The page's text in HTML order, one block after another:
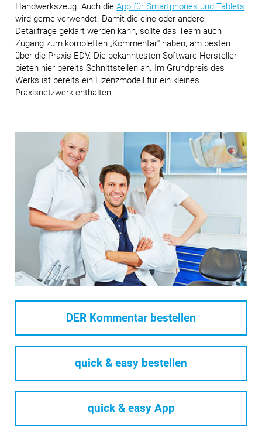
Handwerkszeug. Auch dieApp für Smartphones und Tablets
wird gerne verwendet. Damit die eine oder andere
Detailfrage geklärt werden kann, sollte das Team auch
Zugang zum kompletten „Kommentar“ haben, am besten
über die Praxis-EDV. Die bekanntesten Software-Hersteller
bieten hier bereits Schnittstellen an. Im Grundpreis des
Werks ist bereits ein Lizenzmodell für ein kleines
Praxisnetzwerk enthalten.
DER Kommentar bestellen
quick & easy bestellen
quick & easy App